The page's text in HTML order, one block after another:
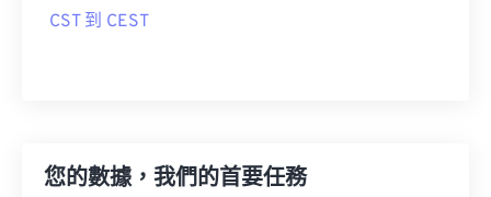
CST 到 CEST
您的數據，我們的首要任務